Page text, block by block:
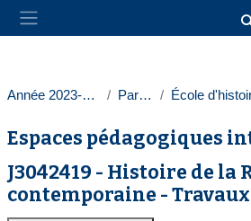
Passer au contenu principal
Panneau latéral
Année 2023-2024 Paris 1
Espaces pédagogiques
J3042419 - Histoire de la
contemporaine -